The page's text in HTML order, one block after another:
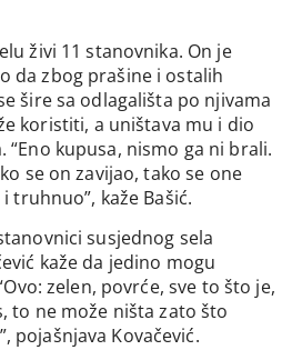
živi 11 stanovnika. On je
da zbog prašine i ostalih
šire sa odlagališta po njivama
koristiti, a uništava mu i dio
kupusa, nismo ga ni brali.
se on zavijao, tako se one
truhnuo”, kaže Bašić.
susjednog sela
kaže da jedino mogu
zelen, povrće, sve to što je,
to ne može ništa zato što
pojašnjava Kovačević.